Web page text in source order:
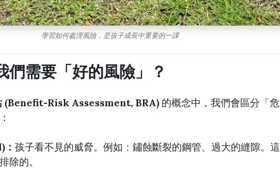
學習如何處理風險，是孩子成長中重要的一課
需要「好的風險」？
(Benefit-Risk Assessment, BRA) 的概念中，我們會區分「危
孩子看不見的威脅。例如：鏽蝕斷裂的鋼管、過大的縫隙。這
除的。